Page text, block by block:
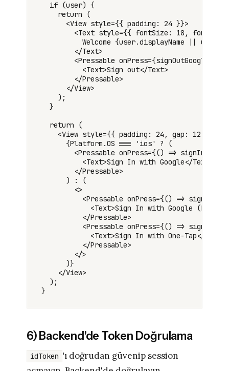
  if (user) {
    return (
      <View style={{ padding: 24 }}>
<Text style={{ fontSize: 18,
Welcome {user.displayName ||
        </Text>
<Pressable onPress={signOutGoogle}
          <Text>Sign out</Text>
        </Pressable>
      </View>
    );
  }
  return (
    <View style={{ padding: 24, gap: 12 }}>
      {Platform.OS === 'ios' ? (
<Pressable onPress={() =>
          <Text>Sign In with Google</Text>
        </Pressable>
      ) : (
        <>
<Pressable onPress={() =>
<Text>Sign In with Google (Button
          </Pressable>
<Pressable onPress={() =>
            <Text>Sign In with One-Tap</Text>
          </Pressable>
        </>
      )}
    </View>
  );
6) Backend'de Token Doğrulama
idToken 'ı doğrudan güvenip session